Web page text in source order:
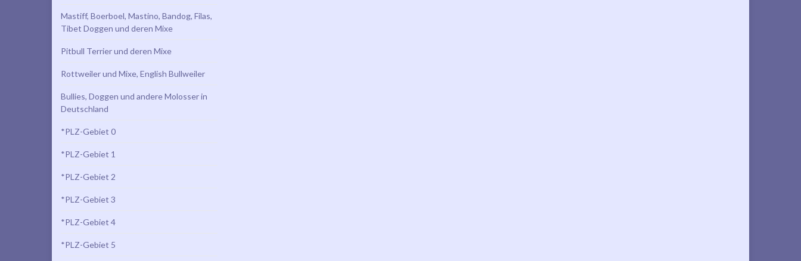
Mastiff, Boerboel, Mastino, Bandog, Filas,
Tibet Doggen und deren Mixe
Pitbull Terrier und deren Mixe
Rottweiler und Mixe, English Bullweiler
Bullies, Doggen und andere Molosser in
Deutschland
*PLZ-Gebiet 0
*PLZ-Gebiet 1
*PLZ-Gebiet 2
*PLZ-Gebiet 3
*PLZ-Gebiet 4
*PLZ-Gebiet 5